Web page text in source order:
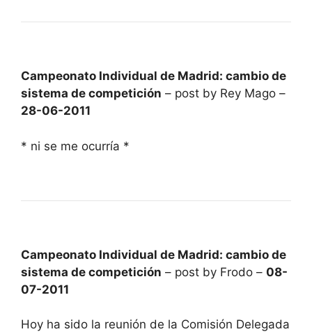
Campeonato Individual de Madrid: cambio de
sistema de competición – post by Rey Mago –
28-06-2011
* ni se me ocurría *
Campeonato Individual de Madrid: cambio de
sistema de competición – post by Frodo – 08-
07-2011
Hoy ha sido la reunión de la Comisión Delegada